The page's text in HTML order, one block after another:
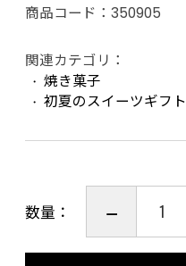
商品コード： 350905
関連カテゴリ：
焼き菓子
初夏のスイーツギフト
数量：